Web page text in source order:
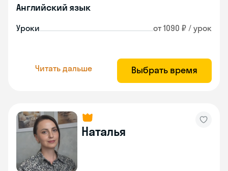
Английский язык
Уроки от 1090 ₽ / урок
Читать дальше Выбрать время
Наталья